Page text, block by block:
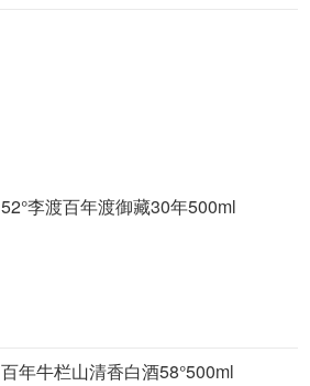
52°李渡百年渡御藏30年500ml
百年牛栏山清香白酒58°500ml